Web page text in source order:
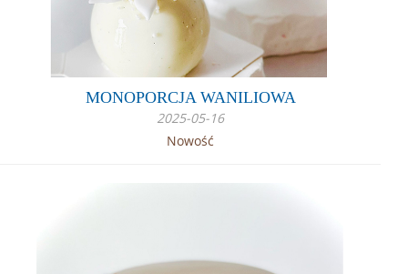
MONOPORCJA WANILIOWA
2025-05-16
Nowość